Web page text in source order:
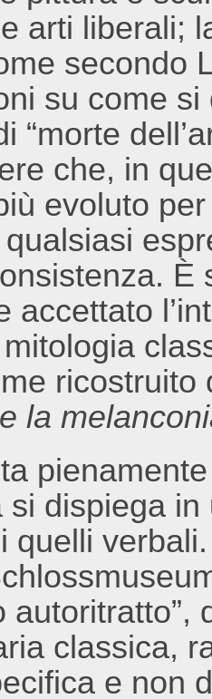
arti liberali;
secondo
su come
“morte
che, in
evoluto
È
accettato
ricostruito
la
si dispiega
quelli
autoritratto”,
classica,
e non